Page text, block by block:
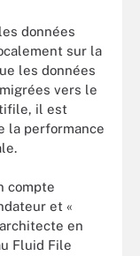
données
sur la
les données
vers le
il est
la performance
compte
et «
en
Fluid File